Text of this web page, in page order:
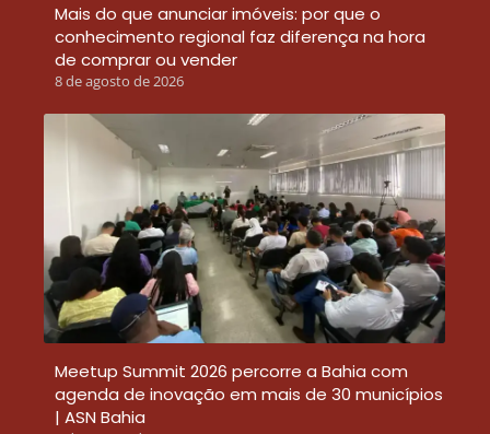
Mais do que anunciar imóveis: por que o
conhecimento regional faz diferença na hora
de comprar ou vender
8 de agosto de 2026
Meetup Summit 2026 percorre a Bahia com
agenda de inovação em mais de 30 municípios
| ASN Bahia